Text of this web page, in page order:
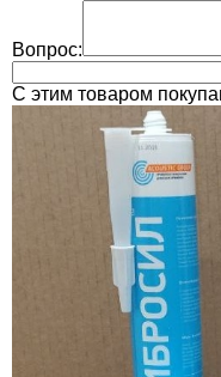
Вопрос:
C этим товаром